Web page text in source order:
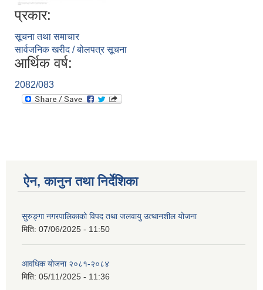
प्रकार:
सूचना तथा समाचार
सार्वजनिक खरीद / बोलपत्र सूचना
आर्थिक वर्ष:
2082/083
ऐन, कानुन तथा निर्देशिका
सुरुङ्गा नगरपालिकाको विपद तथा जलवायु उत्थानशील योजना
मिति: 07/06/2025 - 11:50
आवधिक योजना २०८१-२०८४
मिति: 05/11/2025 - 11:36